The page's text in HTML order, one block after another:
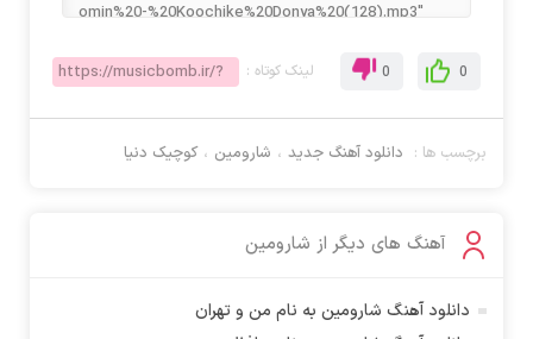
0
0 لینک کوتاه :
برچسب ها : دانلود آهنگ جدید ، شارومین ، کوچیک دنیا
آهنگ های دیگر از شارومین
دانلود آهنگ شارومین به نام من و تهران